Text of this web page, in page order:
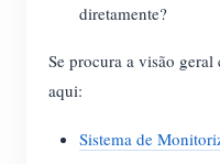
diretamente?
Se procura a visão
aqui:
Sistema de